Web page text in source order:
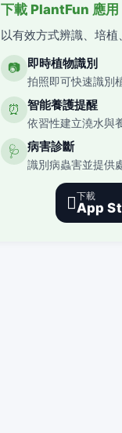
下載 PlantFun 應用
以有效方式辨識、培植
📷 即時植物識別
拍照即可快速識別
⏰ 智能養護提醒
依習性建立澆水與
🩺 病害診斷
識別病蟲害並提供
下載
App